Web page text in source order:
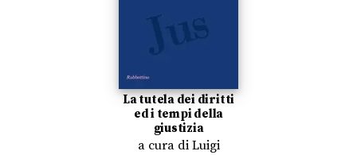
La tutela dei diritti
ed i tempi della
giustizia
a cura di Luigi